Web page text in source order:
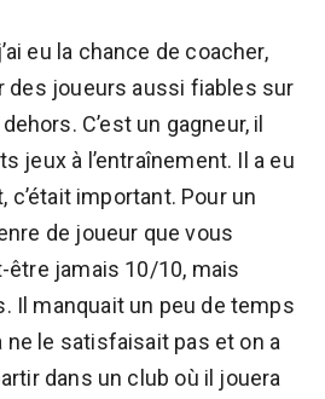
eu la chance de coacher,
des joueurs aussi fiables sur
C’est un gagneur, il
jeux à l’entraînement. Il a eu
c’était important. Pour un
de joueur que vous
être jamais 10/10, mais
Il manquait un peu de temps
ne le satisfaisait pas et on a
dans un club où il jouera